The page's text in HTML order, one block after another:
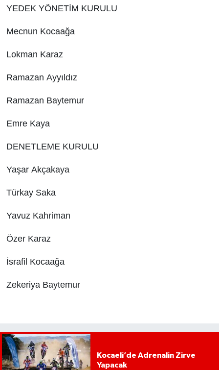
YEDEK YÖNETİM KURULU
Mecnun Kocaağa
Lokman Karaz
Ramazan Ayyıldız
Ramazan Baytemur
Emre Kaya
DENETLEME KURULU
Yaşar Akçakaya
Türkay Saka
Yavuz Kahriman
Özer Karaz
İsrafil Kocaağa
Zekeriya Baytemur
Kocaeli’de Adrenalin Zirve
Yapacak